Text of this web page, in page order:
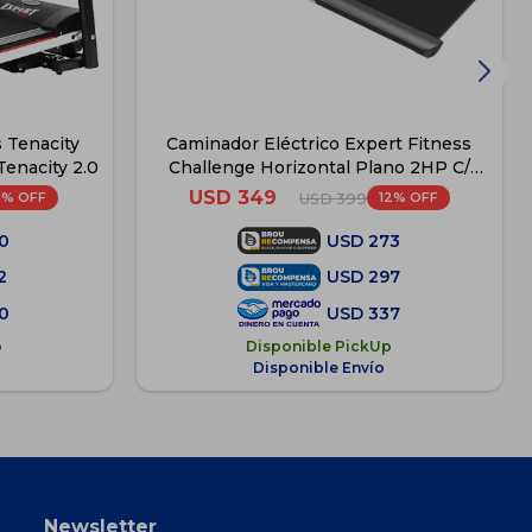
Tenacity
2.0
Caminador Eléctrico Expert Fitness
Challenge Horizontal Plano 2HP C/
Control - Challenge 2.0
USD 349 USD 399 12
USD 273
USD 297
USD 337
Disponible PickUp
Disponible Envío
Newsletter